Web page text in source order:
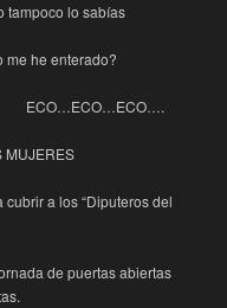
tampoco lo sabías
me he enterado?
ECO…ECO…ECO….
MUJERES
a los “Diputeros del
de puertas abiertas